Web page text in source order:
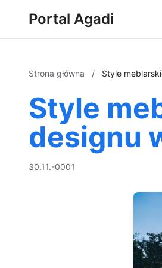
Portal Agadi
Strona główna / Style
Style
designu
30.11.-0001